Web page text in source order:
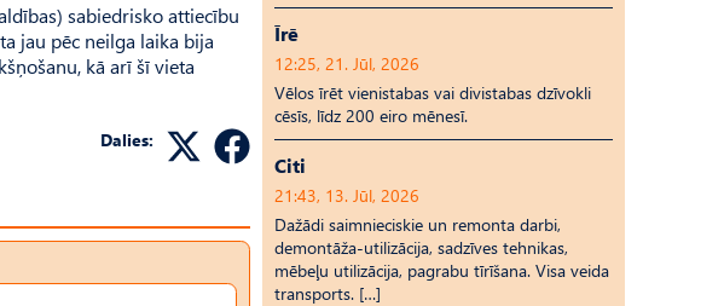
sabiedrisko attiecību
jau pēc neilga laika bija
kā arī šī vieta
Dalies:
Īrē
12:25, 21. Jūl, 2026
Vēlos īrēt vienistabas vai divistabas dzīvokli
cēsīs, līdz 200 eiro mēnesī.
Citi
21:43, 13. Jūl, 2026
Dažādi saimnieciskie un remonta darbi,
demontāža-utilizācija, sadzīves tehnikas,
mēbeļu utilizācija, pagrabu tīrīšana. Visa veida
transports. […]